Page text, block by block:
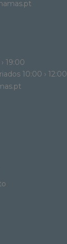
19:00
10:00 › 12:00